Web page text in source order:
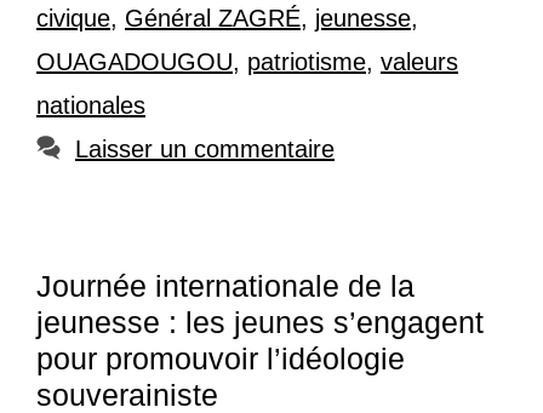
civique, Général ZAGRÉ, jeunesse,
OUAGADOUGOU, patriotisme, valeurs
nationales
Laisser un commentaire
Journée internationale de la
jeunesse : les jeunes s’engagent
pour promouvoir l’idéologie
souverainiste